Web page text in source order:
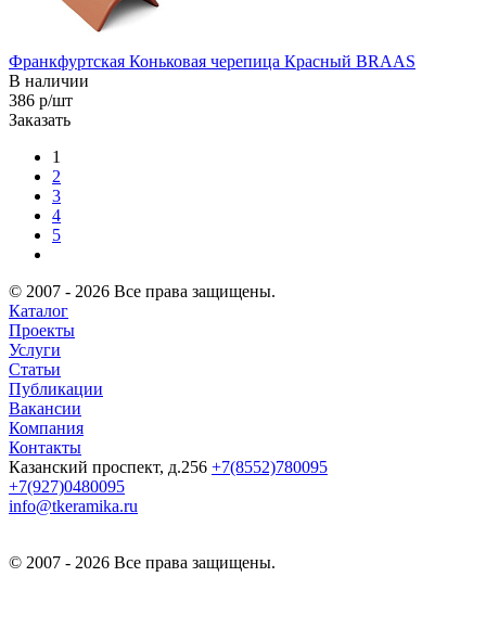
Франкфуртская Коньковая черепица Красный BRAAS
В наличии
386 р/шт
Заказать
1
2
3
4
5
© 2007 - 2026 Все права защищены.
Каталог
Проекты
Услуги
Статьи
Публикации
Вакансии
Компания
Контакты
Казанский проспект, д.256 +7(8552)780095
+7(927)0480095
info@tkeramika.ru
© 2007 - 2026 Все права защищены.